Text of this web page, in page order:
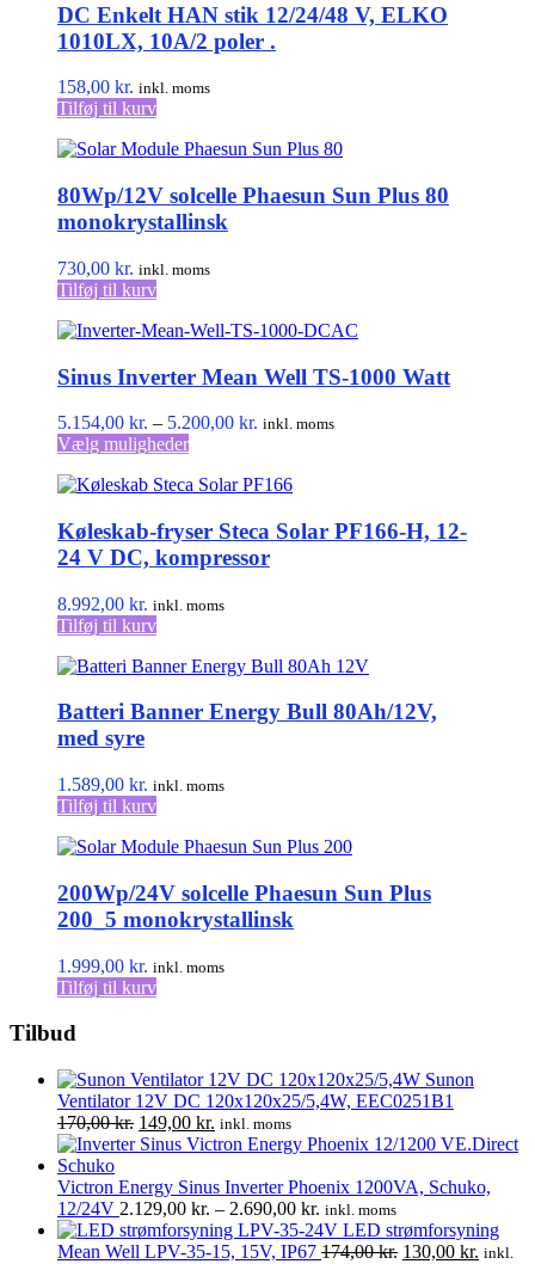
varianter.
Mulighederne
kan
på
DC Enkelt HAN stik 12/24/48 V, ELKO
1010LX, 10A/2 poler .
158,00 kr. inkl. moms
Tilføj til kurv
80Wp/12V solcelle Phaesun Sun Plus 80
monokrystallinsk
730,00 kr. inkl. moms
Tilføj til kurv
Sinus Inverter Mean Well TS-1000 Watt
5.154,00 kr. – 5.200,00 kr. Prisinterval:
5.200,00 kr.
inkl. moms
Vælg mulighederDette
har
varianter.
Mulighederne
kan
på
Køleskab-fryser Steca Solar PF166-H, 12-
24 V DC, kompressor
8.992,00 kr. inkl. moms
Tilføj til kurv
Batteri Banner Energy Bull 80Ah/12V,
med syre
1.589,00 kr. inkl. moms
Tilføj til kurv
200Wp/24V solcelle Phaesun Sun Plus
200_5 monokrystallinsk
1.999,00 kr. inkl. moms
Tilføj til kurv
Tilbud
Sunon
Ventilator 12V DC 120x120x25/5,4W, EEC0251B1
170,00kr. Den
oprindelige
var:
170,00 kr..
149,00 kr. Den
aktuelle
er:
149,00 kr..
inkl. moms
Victron Energy Sinus Inverter Phoenix 1200VA, Schuko,
12/24V 2.129,00 kr. – 2.690,00 kr. Prisinterval:
2.129,00 kr.
til
inkl. moms
LED strømforsyning
Mean Well LPV-35-15, 15V, IP67 174,00kr. Den
130,00 kr. Den
inkl.